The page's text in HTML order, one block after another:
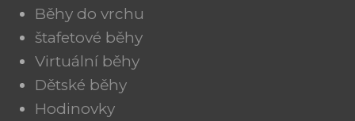
Běhy do vrchu
štafetové běhy
Virtuální běhy
Dětské běhy
Hodinovky